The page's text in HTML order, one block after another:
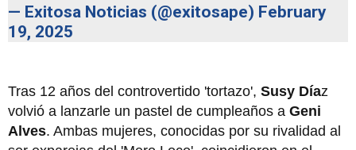
— Exitosa Noticias (@exitosape) February
19, 2025
Tras 12 años del controvertido 'tortazo', Susy Díaz
volvió a lanzarle un pastel de cumpleaños a Geni
Alves. Ambas mujeres, conocidas por su rivalidad al